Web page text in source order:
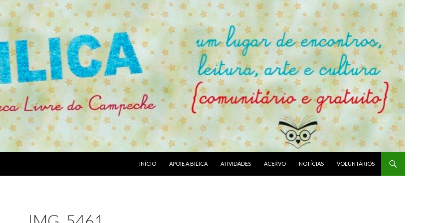
INÍCIO
APOIE A BILICA ATIVIDADES ACERVO NOTÍCIAS VOLUNTÁRIOS